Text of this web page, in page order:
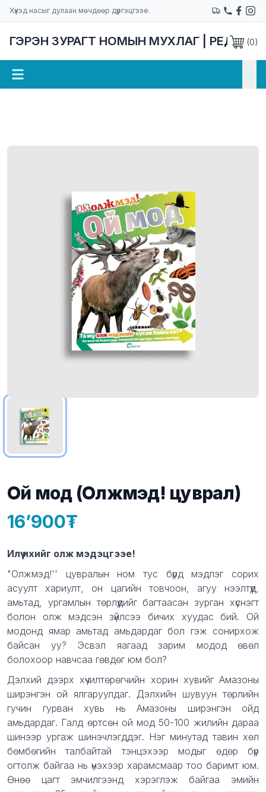
Хүүхэд насыг дулаан мөчдөөр дүүргэцгээе.
ГЭРЭН ЗУРАГТ НОМЫН МУХЛАГ | РЕДАКЦ
(0)
Ой мод (Олжмэд! цуврал)
Product information
16’900
Description
Илүү ихийг олж мэдэцгээе!
"Олжмэд!'' цувралын ном тус бүрд мэдлэг сорих
асуулт хариулт, он цагийн товчоон, агуу нээлтүүд,
амьтад, ургамлын төрлүүдийг багтаасан зурган хүснэгт
болон олж мэдсэн зүйлсээ бичих хуудас бий. Ой
модонд ямар амьтад амьдардаг бол гэж сонирхож
байсан уу? Эсвэл яагаад зарим модод өвөл
болохоор навчсаа гөвдөг юм бол?
Дэлхий дээрх хүчилтөрөгчийн хорин хувийг Амазоны
ширэнгэн ой ялгаруулдаг. Дэлхийн шувуун төрлийн
гучин гурван хувь нь Амазоны ширэнгэн ойд
амьдардаг. Галд өртсөн ой мод 50-100 жилийн дараа
шинээр ургаж шинэчлэгддэг. Нэг минутад тавин хөл
бөмбөгийн талбайтай тэнцэхээр модыг өдөр бүр
огтолж байгаа нь үнэхээр харамсмаар тоо баримт юм.
Өнөө цагт эмчилгээнд хэрэглэж байгаа эмийн